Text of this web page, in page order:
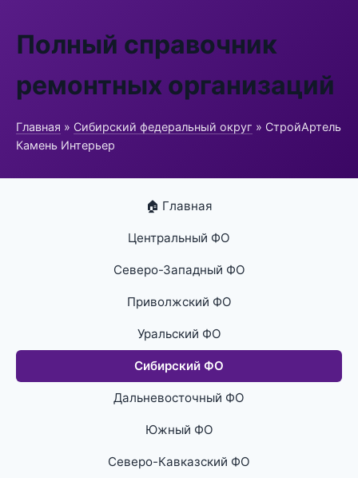
Полный справочник
ремонтных организаций
Главная » Сибирский федеральный округ » СтройАртель
Камень Интерьер
🏠 Главная
Центральный ФО
Северо-Западный ФО
Приволжский ФО
Уральский ФО
Сибирский ФО
Дальневосточный ФО
Южный ФО
Северо-Кавказский ФО